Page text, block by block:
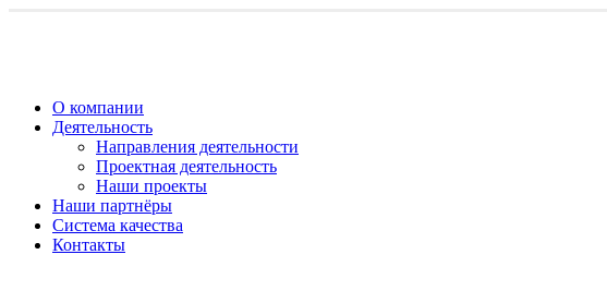
О компании
Деятельность
Направления деятельности
Проектная деятельность
Наши проекты
Наши партнёры
Система качества
Контакты